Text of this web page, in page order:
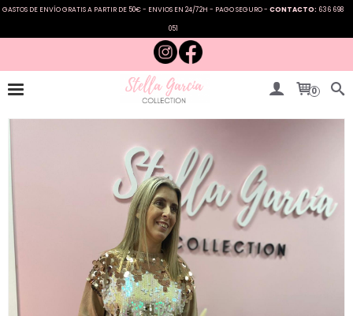
GASTOS DE ENVÍO GRATIS A PARTIR DE 50€ - ENVIOS EN 24/72H - PAGO SEGURO - CONTACTO: 636 698
051
0